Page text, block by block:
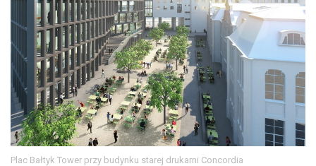
Plac Bałtyk Tower przy budynku starej drukarni Concordia